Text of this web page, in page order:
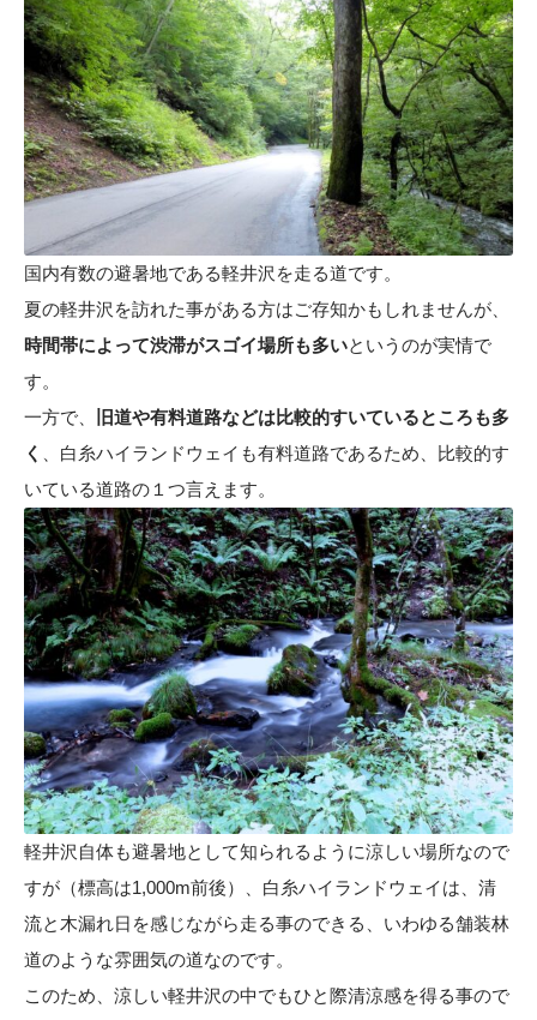
国内有数の避暑地である軽井沢を走る道です。
夏の軽井沢を訪れた事がある方はご存知かもしれませんが、
時間帯によって渋滞がスゴイ場所も多いというのが実情で
す。
一方で、
旧道や有料道路などは比較的すいているところも多
く
、白糸ハイランドウェイも有料道路であるため、比較的す
いている道路の１つ言えます。
軽井沢自体も避暑地として知られるように涼しい場所なので
すが（標高は1,000m前後）、白糸ハイランドウェイは、清
流と木漏れ日を感じながら走る事のできる、いわゆる舗装林
道のような雰囲気の道なのです。
このため、涼しい軽井沢の中でもひと際清涼感を得る事ので